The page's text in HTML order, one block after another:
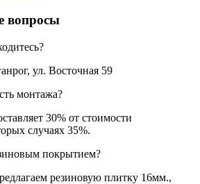
вопросы
ул. Восточная 59
монтажа?
30% от стоимости
случаях 35%.
покрытием?
резиновую плитку 16мм.,